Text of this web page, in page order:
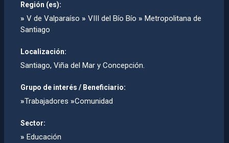
Región (es):
» V de Valparaíso » VIII del Bío Bío » Metropolitana de
Santiago
Localización:
Santiago, Viña del Mar y Concepción.
Grupo de interés / Beneficiario:
»Trabajadores »Comunidad
Sector:
» Educación